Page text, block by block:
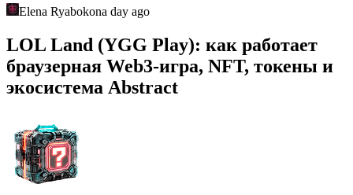
Elena Ryabokona day ago
LOL Land (YGG Play): как работает
браузерная Web3-игра, NFT, токены и
экосистема Abstract